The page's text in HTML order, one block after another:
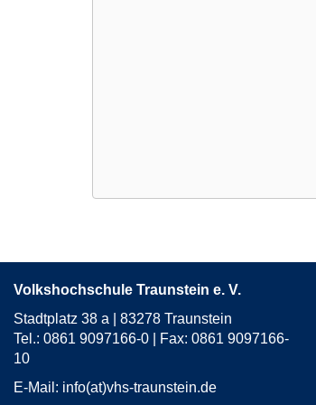
Volkshochschule Traunstein e. V.
Stadtplatz 38 a | 83278 Traunstein
Tel.: 0861 9097166-0 | Fax: 0861 9097166-
10
E-Mail: info(at)vhs-traunstein.de